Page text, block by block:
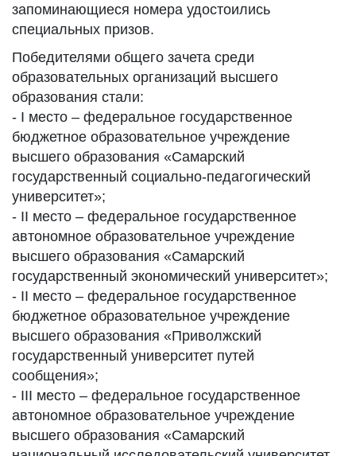
запоминающиеся номера удостоились
специальных призов.
Победителями общего зачета среди
образовательных организаций высшего
образования стали:
- I место – федеральное государственное
бюджетное образовательное учреждение
высшего образования «Самарский
государственный социально-педагогический
университет»;
- II место – федеральное государственное
автономное образовательное учреждение
высшего образования «Самарский
государственный экономический университет»;
- II место – федеральное государственное
бюджетное образовательное учреждение
высшего образования «Приволжский
государственный университет путей
сообщения»;
- III место – федеральное государственное
автономное образовательное учреждение
высшего образования «Самарский